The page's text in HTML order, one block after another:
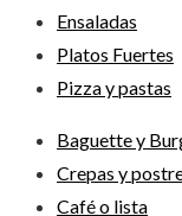
Ensaladas
Platos Fuertes
Pizza y pastas
Baguette y
Crepas y
Café o lista